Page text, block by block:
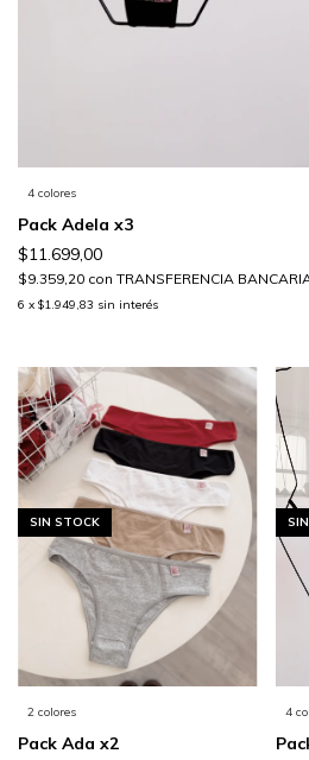
4 colores
Pack Adela x3
$11.699,00
$9.359,20 con TRANSFERENCIA
6 x $1.949,83 sin interés
SIN STOCK
2 colores
Pack Ada x2
4